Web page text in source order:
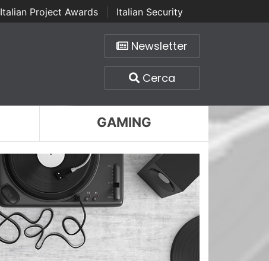
Italian Project Awards
Italian Security
Newsletter
Cerca
GAMING